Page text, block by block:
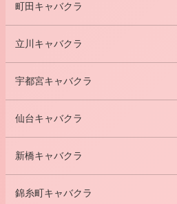
町田キャバクラ
立川キャバクラ
宇都宮キャバクラ
仙台キャバクラ
新橋キャバクラ
錦糸町キャバクラ